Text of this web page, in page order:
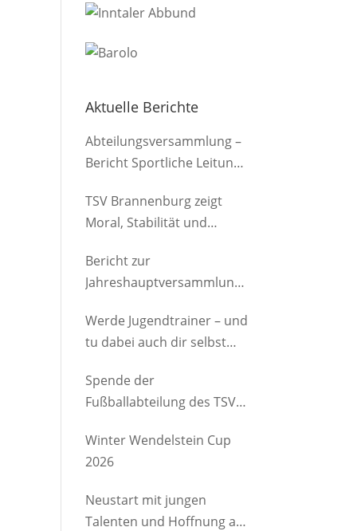
Aktuelle Berichte
Abteilungsversammlung –
Bericht Sportliche Leitung
TSV Brannenburg zeigt
Moral, Stabilität und
Bericht zur
Jahreshauptversammlung
12.03.2026
Werde Jugendtrainer – und
tu dabei auch dir selbst
Spende der
Fußballabteilung des TSV
Kindergartenverein
Degerndorf/Brannenburg
Winter Wendelstein Cup
2026
Neustart mit jungen
Talenten und Hoffnung auf